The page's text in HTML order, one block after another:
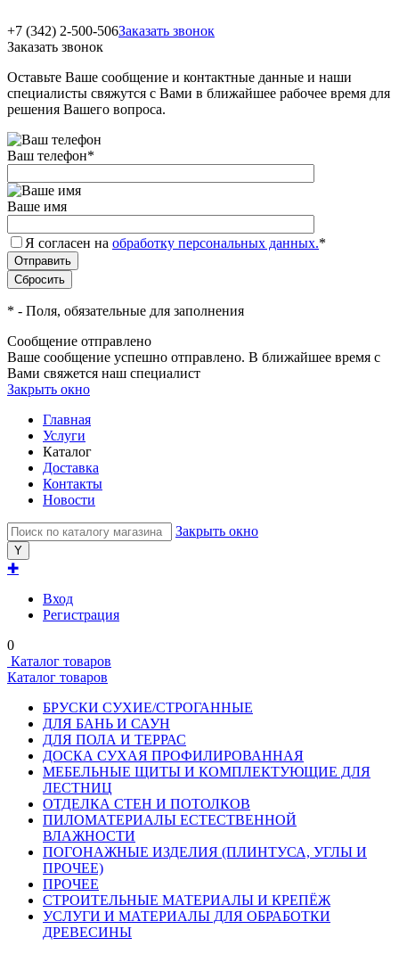
+7 (342) 2-500-506Заказать звонок
Заказать звонок
Оставьте Ваше сообщение и контактные данные и наши
специалисты свяжутся с Вами в ближайшее рабочее время для
решения Вашего вопроса.
Ваш телефон*
Ваше имя
Я согласен на обработку персональных данных.*
* - Поля, обязательные для заполнения
Сообщение отправлено
Ваше сообщение успешно отправлено. В ближайшее время с
Вами свяжется наш специалист
Закрыть окно
Главная
Услуги
Каталог
Доставка
Контакты
Новости
Закрыть окно
✚
Вход
Регистрация
0
Каталог товаров
Каталог товаров
БРУСКИ СУХИЕ/СТРОГАННЫЕ
ДЛЯ БАНЬ И САУН
ДЛЯ ПОЛА И ТЕРРАС
ДОСКА СУХАЯ ПРОФИЛИРОВАННАЯ
МЕБЕЛЬНЫЕ ЩИТЫ И КОМПЛЕКТУЮЩИЕ ДЛЯ
ЛЕСТНИЦ
ОТДЕЛКА СТЕН И ПОТОЛКОВ
ПИЛОМАТЕРИАЛЫ ЕСТЕСТВЕННОЙ
ВЛАЖНОСТИ
ПОГОНАЖНЫЕ ИЗДЕЛИЯ (ПЛИНТУСА, УГЛЫ И
ПРОЧЕЕ)
ПРОЧЕЕ
СТРОИТЕЛЬНЫЕ МАТЕРИАЛЫ И КРЕПЁЖ
УСЛУГИ И МАТЕРИАЛЫ ДЛЯ ОБРАБОТКИ
ДРЕВЕСИНЫ